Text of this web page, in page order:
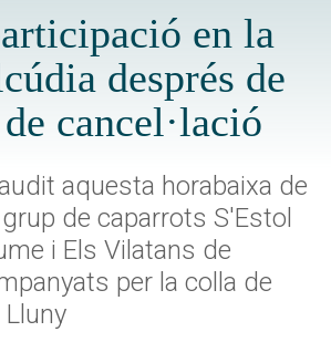
en la
després de
cancel·lació
aquesta horabaixa de
de caparrots S'Estol
i Els Vilatans de
per la colla de